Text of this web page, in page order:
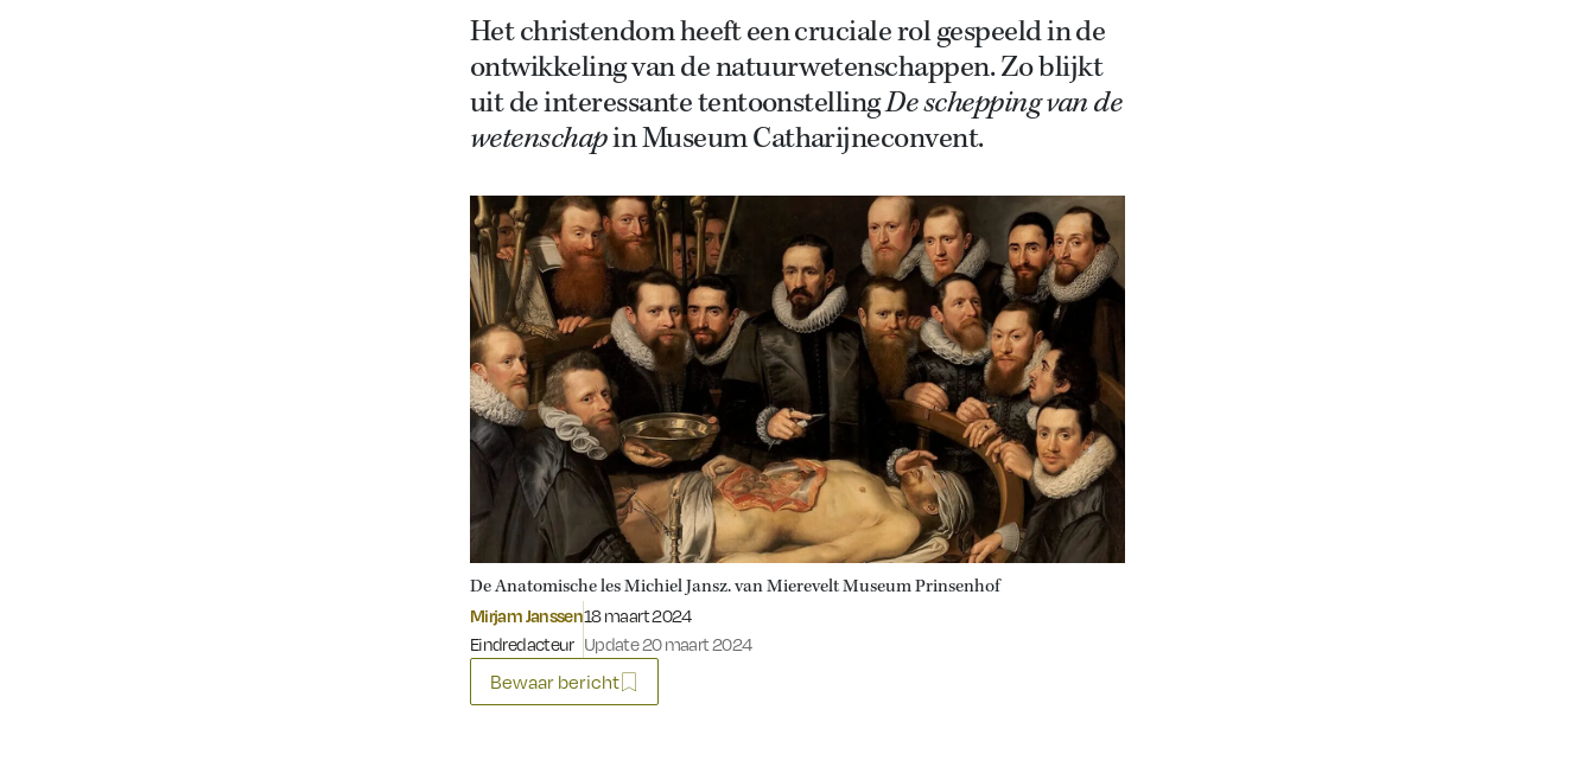
Het christendom heeft een cruciale rol gespeeld in de
ontwikkeling van de natuurwetenschappen. Zo blijkt
uit de interessante tentoonstellingDe schepping van de
wetenschapin Museum Catharijneconvent.
De Anatomische les Michiel Jansz. van Mierevelt Museum Prinsenhof
Mirjam Janssen
Eindredacteur
Gepubliceerd op:
18 maart 2024
Update 20 maart 2024
Bewaar bericht